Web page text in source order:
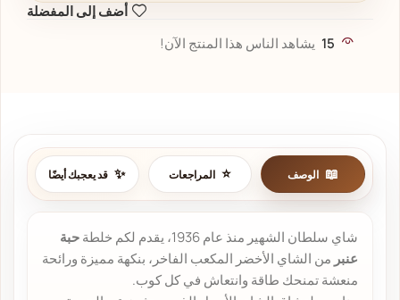
أضف إلى المفضلة
15 يشاهد الناس هذا المنتج الآن!
الوصف المراجعات قد يعجبك أيضًا
شاي سلطان الشهير منذ عام 1936، يقدم لكم خلطة
حبة
عنبر من الشاي الأخضر المكعب الفاخر، بنكهة مميزة ورائحة
منعشة تمنحك طاقة وانتعاش في كل كوب.